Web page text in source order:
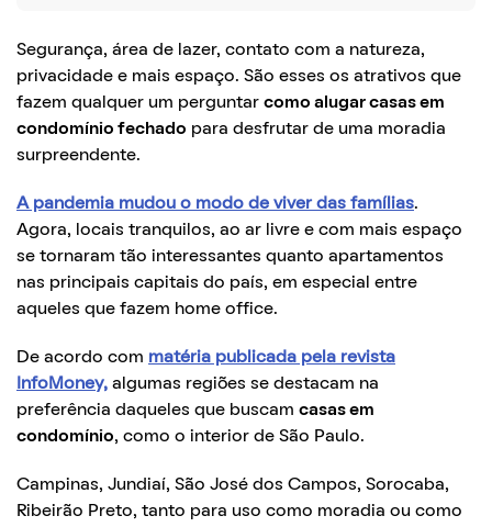
Segurança, área de lazer, contato com a natureza,
privacidade e mais espaço. São esses os atrativos que
fazem qualquer um perguntar como alugar casas em
condomínio fechado para desfrutar de uma moradia
surpreendente.
A pandemia mudou o modo de viver das famílias.
Agora, locais tranquilos, ao ar livre e com mais espaço
se tornaram tão interessantes quanto apartamentos
nas principais capitais do país, em especial entre
aqueles que fazem home office.
De acordo com matéria publicada pela revista
InfoMoney, algumas regiões se destacam na
preferência daqueles que buscam casas em
condomínio, como o interior de São Paulo.
Campinas, Jundiaí, São José dos Campos, Sorocaba,
Ribeirão Preto, tanto para uso como moradia ou como